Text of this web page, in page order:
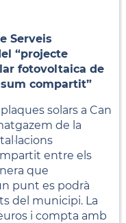
Serveis
“projecte
fotovoltaica de
compartit”
solars a Can
de la
entre els
que
punt es podrà
del municipi. La
i compta amb